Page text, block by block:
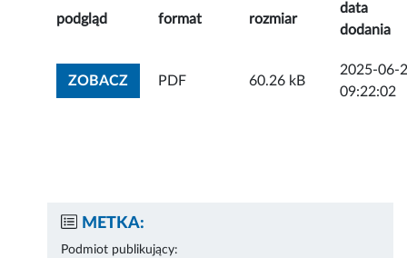
podgląd format rozmiar
data
dodania
ZOBACZZOBACZ ZAŁĄCZNIK
PDF 60.26 kB
2025-06-
09:22:02
METKA:
Podmiot publikujący: